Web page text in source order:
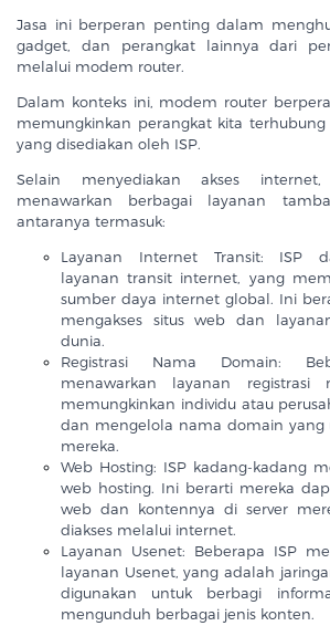
Jasa ini berperan penting dalam
gadget, dan perangkat lainnya dari
melalui modem router.
Dalam konteks ini, modem router
memungkinkan perangkat kita terhubung
yang disediakan oleh ISP.
Selain menyediakan akses
menawarkan berbagai layanan
antaranya termasuk:
Layanan Internet Transit: ISP
layanan transit internet, yang
sumber daya internet global. Ini
mengakses situs web dan
dunia.
Registrasi Nama Domain:
menawarkan layanan
memungkinkan individu atau
dan mengelola nama domain yang
mereka.
Web Hosting: ISP kadang-kadang
web hosting. Ini berarti mereka
web dan kontennya di server
diakses melalui internet.
Layanan Usenet: Beberapa ISP
layanan Usenet, yang adalah
digunakan untuk berbagi
mengunduh berbagai jenis konten.